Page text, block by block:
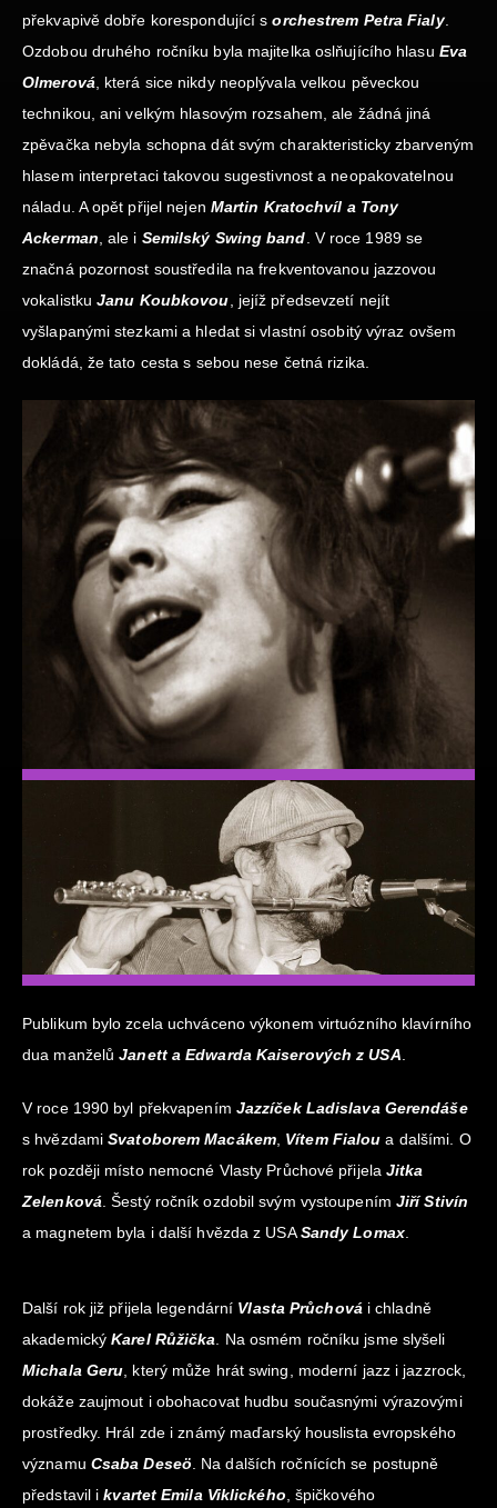
překvapivě dobře korespondující sorchestrem Petra Fialy.
Ozdobou druhého ročníku byla majitelka oslňujícího hlasu Eva
Olmerová, která sice nikdy neoplývala velkou pěveckou
technikou, ani velkým hlasovým rozsahem, ale žádná jiná
zpěvačka nebyla schopna dát svým charakteristicky zbarveným
hlasem interpretaci takovou sugestivnost a neopakovatelnou
náladu. A opět přijel nejen Martin Kratochvíl a Tony
Ackerman , ale i Semilský Swing band . V roce 1989 se
značná pozornost soustředila na frekventovanou jazzovou
vokalistkuJanu Koubkovou , jejíž předsevzetí nejít
vyšlapanými stezkami a hledat si vlastní osobitý výraz ovšem
dokládá, že tato cesta s sebou nese četná rizika.
Publikum bylo zcela uchváceno výkonem virtuózního klavírního
dua manželůJanett a Edwarda Kaiserových z USA.
V roce 1990 byl překvapením Jazzíček Ladislava Gerendáše
s hvězdamiSvatoborem Macákem, Vítem Fialou a dalšími. O
rok později místo nemocné Vlasty Průchové přijelaJitka
Zelenková. Šestý ročník ozdobil svým vystoupením Jiří Stivín
a magnetem byla i další hvězda z USASandy Lomax.
Další rok již přijela legendární Vlasta Průchovái chladně
akademickýKarel Růžička. Na osmém ročníku jsme slyšeli
Michala Geru, který může hrát swing, moderní jazz i jazzrock,
dokáže zaujmout i obohacovat hudbu současnými výrazovými
prostředky. Hrál zde i známý maďarský houslista evropského
významu Csaba Deseö. Na dalších ročnících se postupně
představil ikvartet Emila Viklického, špičkového